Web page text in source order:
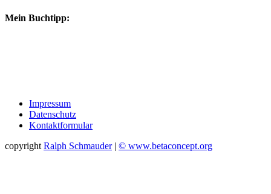
Mein Buchtipp:
Impressum
Datenschutz
Kontaktformular
copyright Ralph Schmauder| © www.betaconcept.org